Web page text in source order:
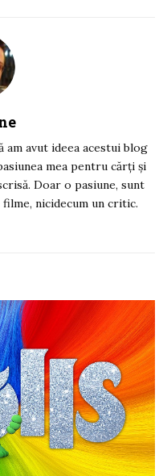
am avut ideea acestui blog
mea pentru cărți și
Doar o pasiune, sunt
nicidecum un critic.